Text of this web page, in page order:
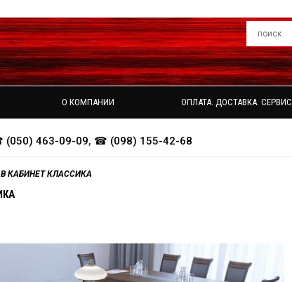
О КОМПАНИИ ОПЛАТА. ДОСТАВКА. СЕРВИС
463-09-09, ☎ (098) 155-42-68
КАБИНЕТ КЛАССИКА